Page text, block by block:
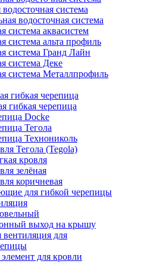
система
водосточная система
система аквасистем
система альта профиль
система Гранд Лайн
система Деке
система Металлпрофиль
гибкая черепица
гибкая черепица
Docke
Тегола
Технониколь
Тегола (Tegola)
кровля
зелёная
коричневая
для гибкой черепицы
выход на крышу
вентиляция для
для кровли